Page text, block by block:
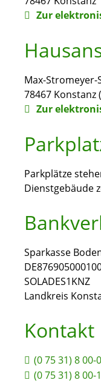
Zur
Max-Stromeyer-
78467 Konstanz
Zur
Parkplätze
Dienstgebäude
Sparkasse
SOLADES1KNZ
Landkreis
Kontakt
(0 75 31) 8 00-0
(0 75 31) 8 00-